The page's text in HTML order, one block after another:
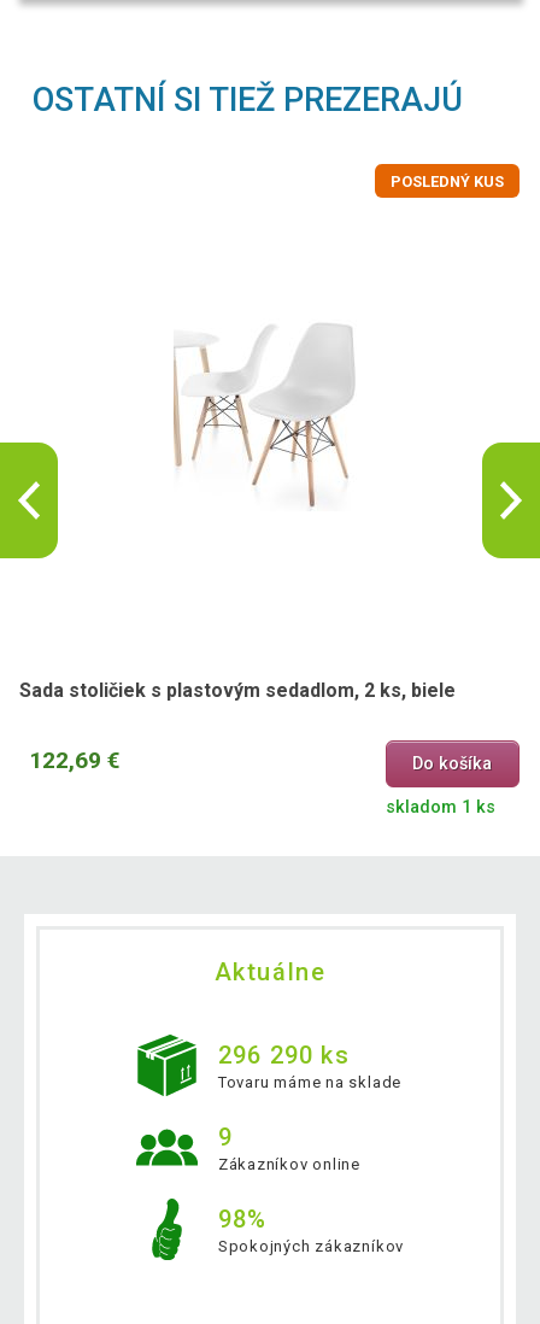
OSTATNÍ SI TIEŽ PREZERAJÚ
POSLEDNÝ KUS
Sada stoličiek s plastovým sedadlom, 2 ks, biele
122,69 € Do košíka
skladom 1 ks
Aktuálne
296 290 ks
Tovaru máme na sklade
9
Zákazníkov online
98%
Spokojných zákazníkov